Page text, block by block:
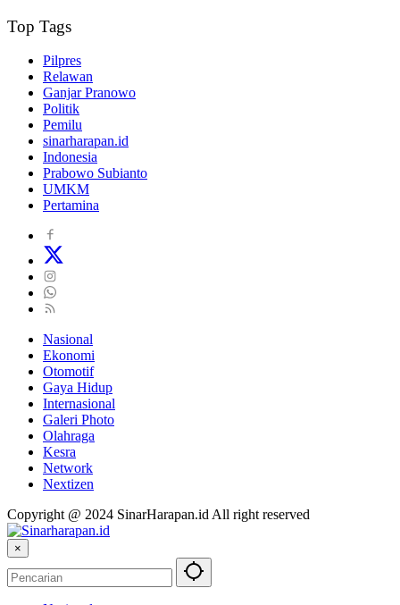
Top Tags
Pilpres
Relawan
Ganjar Pranowo
Politik
Pemilu
sinarharapan.id
Indonesia
Prabowo Subianto
UMKM
Pertamina
Nasional
Ekonomi
Otomotif
Gaya Hidup
Internasional
Galeri Photo
Olahraga
Kesra
Network
Nextizen
Copyright @ 2024 SinarHarapan.id All right reserved
×